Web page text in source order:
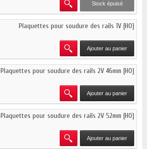
Stock épuisé
Plaquettes pour soudure des rails 1V [HO]
Ajouter au panier
Plaquettes pour soudure des rails 2V 46mm [HO]
Ajouter au panier
Plaquettes pour soudure des rails 2V 52mm [HO]
Ajouter au panier